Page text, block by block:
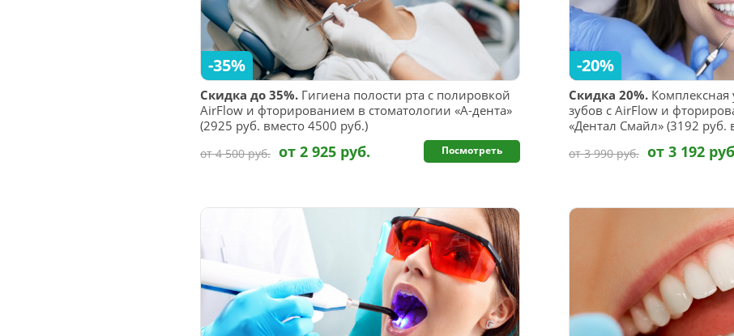
Скидка до 35%. Гигиена полости рта с полировкой
AirFlow и фторированием в стоматологии «А-дента»
(2925 руб. вместо 4500 руб.)
-35%
от 4 500 руб. от 2 925 руб. Посмотреть
Скидка 20%. Комплексная
зубов с AirFlow и
«Дентал Смайл» (3192 руб.
-20%
от 3 990 руб. от 3 192